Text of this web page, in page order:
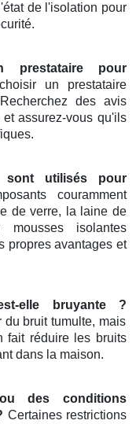
de l'isolation pour
prestataire pour
un prestataire
des avis
assurez-vous qu'ils
sont utilisés pour
couramment
de verre, la laine de
isolantes
propres avantages et
elle bruyante ?
du bruit tumulte, mais
fait réduire les bruits
dans la maison.
des conditions
Certaines restrictions